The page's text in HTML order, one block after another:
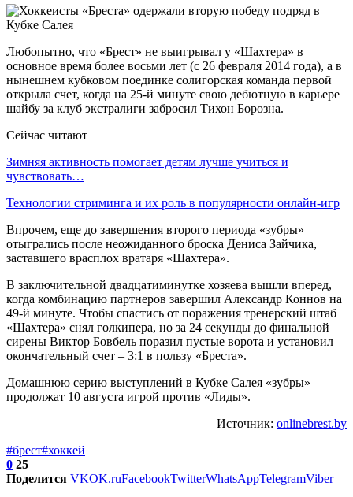
Любопытно, что «Брест» не выигрывал у «Шахтера» в
основное время более восьми лет (с 26 февраля 2014 года), а в
нынешнем кубковом поединке солигорская команда первой
открыла счет, когда на 25-й минуте свою дебютную в карьере
шайбу за клуб экстралиги забросил Тихон Борозна.
Сейчас читают
Зимняя активность помогает детям лучше учиться и
чувствовать…
Технологии стриминга и их роль в популярности онлайн-игр
Впрочем, еще до завершения второго периода «зубры»
отыгрались после неожиданного броска Дениса Зайчика,
заставшего врасплох вратаря «Шахтера».
В заключительной двадцатиминутке хозяева вышли вперед,
когда комбинацию партнеров завершил Александр Коннов на
49-й минуте. Чтобы спастись от поражения тренерский штаб
«Шахтера» снял голкипера, но за 24 секунды до финальной
сирены Виктор Бовбель поразил пустые ворота и установил
окончательный счет – 3:1 в пользу «Бреста».
Домашнюю серию выступлений в Кубке Салея «зубры»
продолжат 10 августа игрой против «Лиды».
Источник: onlinebrest.by
#брест#хоккей
0 25
Поделится VKOK.ruFacebookTwitterWhatsAppTelegramViber